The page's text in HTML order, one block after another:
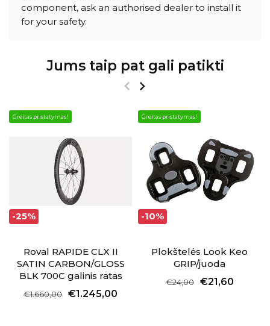
component, ask an authorised dealer to install it
for your safety.
Jums taip pat gali patikti
-25%
Greitas pristatymas!
Roval RAPIDE CLX II
SATIN CARBON/GLOSS
BLK 700C galinis ratas
€1.660,00 €1.245,00
-10%
Greitas pristatymas!
Plokštelės Look Keo
GRIP/juoda
€24,00 €21,60